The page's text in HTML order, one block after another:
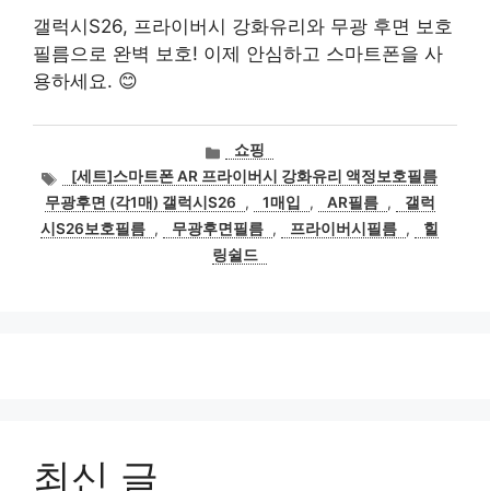
갤럭시S26, 프라이버시 강화유리와 무광 후면 보호
필름으로 완벽 보호! 이제 안심하고 스마트폰을 사
용하세요. 😊
카
테
고
리
쇼핑
태
그
[세트]스마트폰 AR 프라이버시 강화유리 액정보호필름
무광후면 (각1매) 갤럭시S26
, 1매입 , AR필름 ,
갤럭
시S26보호필름 , 무광후면필름 , 프라이버시필름 ,
힐
링쉴드
최신 글